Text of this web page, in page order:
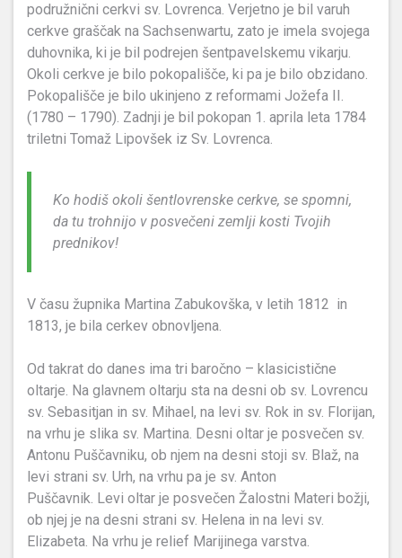
podružnični cerkvi sv. Lovrenca. Verjetno je bil varuh
cerkve graščak na Sachsenwartu, zato je imela svojega
duhovnika, ki je bil podrejen šentpavelskemu vikarju.
Okoli cerkve je bilo pokopališče, ki pa je bilo obzidano.
Pokopališče je bilo ukinjeno z reformami Jožefa II.
(1780 – 1790). Zadnji je bil pokopan 1. aprila leta 1784
triletni Tomaž Lipovšek iz Sv. Lovrenca.
Ko hodiš okoli šentlovrenske cerkve, se spomni,
da tu trohnijo v posvečeni zemlji kosti Tvojih
prednikov!
V času župnika Martina Zabukovška, v letih 1812 in
1813, je bila cerkev obnovljena.
Od takrat do danes ima tri baročno – klasicistične
oltarje. Na glavnem oltarju sta na desni ob sv. Lovrencu
sv. Sebasitjan in sv. Mihael, na levi sv. Rok in sv. Florijan,
na vrhu je slika sv. Martina. Desni oltar je posvečen sv.
Antonu Puščavniku, ob njem na desni stoji sv. Blaž, na
levi strani sv. Urh, na vrhu pa je sv. Anton
Puščavnik. Levi oltar je posvečen Žalostni Materi božji,
ob njej je na desni strani sv. Helena in na levi sv.
Elizabeta. Na vrhu je relief Marijinega varstva.